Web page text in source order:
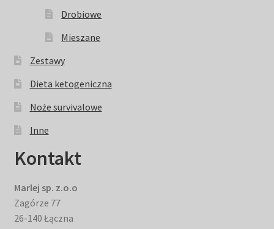
Drobiowe
Mieszane
Zestawy
Dieta ketogeniczna
Noże survivalowe
Inne
Kontakt
Marlej sp. z.o.o
Zagórze 77
26-140 Łączna